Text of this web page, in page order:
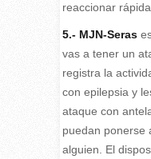
reaccionar
5.- MJN-Seras
vas a tener un
registra la
con epilepsia y
ataque con
puedan ponerse
alguien. El